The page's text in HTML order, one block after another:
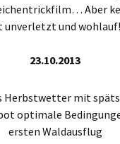
Aber
unverletzt und wohlauf!
23.10.2013
Herbstwetter mit
optimale
ersten Waldausflug